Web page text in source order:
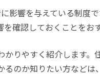
影響を与えている制度
確認しておくことをお
りやすく紹介します。
のか知りたい方などは